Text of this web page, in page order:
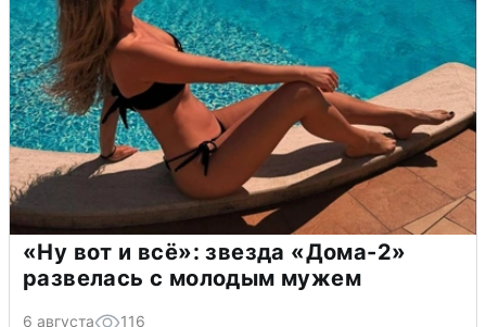
«Ну вот и всё»: звезда «Дома-2»
развелась с молодым мужем
6 августа 116